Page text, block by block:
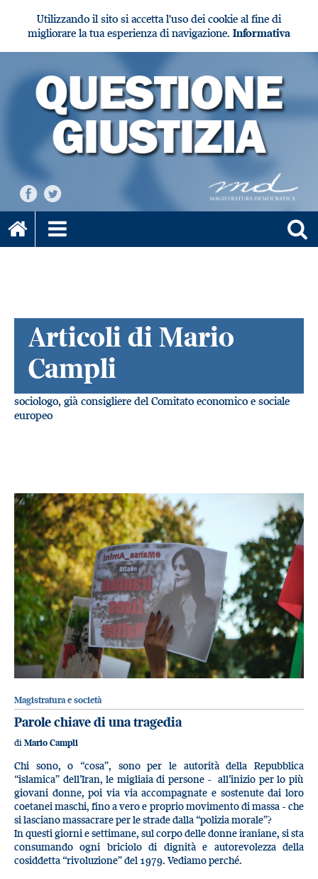
Utilizzando il sito si accetta l'uso dei cookie al fine di
migliorare la tua esperienza di navigazione. Informativa
Articoli di Mario
Campli
sociologo, già consigliere del Comitato economico e sociale
europeo
Magistratura e società
Parole chiave di una tragedia
di Mario Campli
Chi sono, o “cosa”, sono per le autorità della Repubblica
“islamica” dell’Iran, le migliaia di persone - all’inizio per lo più
giovani donne, poi via via accompagnate e sostenute dai loro
coetanei maschi, fino a vero e proprio movimento di massa - che
si lasciano massacrare per le strade dalla “polizia morale”?
In questi giorni e settimane, sul corpo delle donne iraniane, si sta
consumando ogni briciolo di dignità e autorevolezza della
cosiddetta “rivoluzione” del 1979. Vediamo perché.